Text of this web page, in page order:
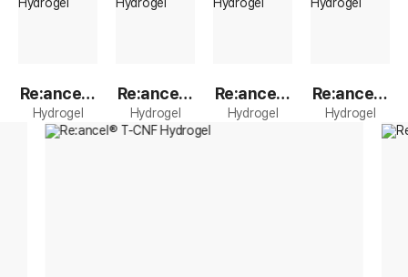
Re:ancel®
T-CNF Hy
drogel
Hydrogel
Re:ancel®
M-CNF Hy
drogel
Hydrogel
Re:ancel®
PD-CNF H
Hydrogel
Re:ancel®
RH CNF Hy
Hydrogel